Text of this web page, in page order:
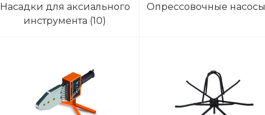
Насадки для аксиального
инструмента (10)
Опрессовочные насосы